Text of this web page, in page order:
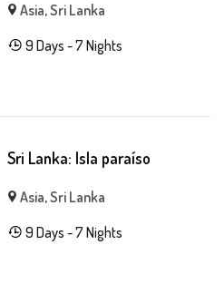
Asia,Sri Lanka
9 Days - 7 Nights
Sri Lanka: Isla paraíso
Asia,Sri Lanka
9 Days - 7 Nights